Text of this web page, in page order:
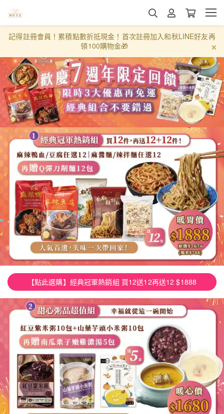
【點此選購】經典冠軍熱銷組 買12送12再送12 $1888
記得註冊會員！累積點數折抵現金！首次註冊加入和秋LINE好友再
領100購物金🎁